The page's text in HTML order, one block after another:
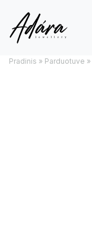
Pradinis » Parduotuve »